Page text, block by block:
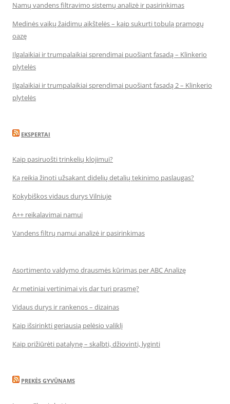
Namų vandens filtravimo sistemų analizė ir pasirinkimas
Medinės vaikų žaidimų aikštelės – kaip sukurti tobulą pramogų
oazę
Ilgalaikiai ir trumpalaikiai sprendimai puošiant fasadą – Klinkerio
plytelės
Ilgalaikiai ir trumpalaikiai sprendimai puošiant fasadą 2 – Klinkerio
plytelės
EKSPERTAI
Kaip pasiruošti trinkelių klojimui?
Ką reikia žinoti užsakant didelių detalių tekinimo paslaugas?
Kokybiškos vidaus durys Vilniuje
A++ reikalavimai namui
Vandens filtrų namui analizė ir pasirinkimas
Asortimento valdymo drausmės kūrimas per ABC Analizę
Ar metiniai vertinimai vis dar turi prasmę?
Vidaus durys ir rankenos – dizainas
Kaip išsirinkti geriausią pelėsio valiklį
Kaip prižiūrėti patalynę – skalbti, džiovinti, lyginti
PREKĖS GYVŪNAMS